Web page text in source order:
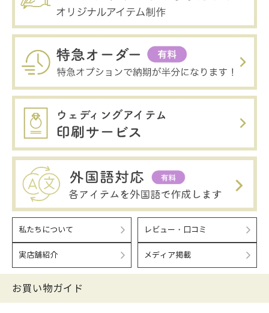
私たちについて レビュー・口コミ
実店舗紹介 メディア掲載
お買い物ガイド